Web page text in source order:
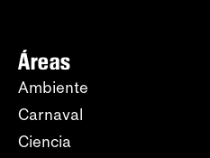
Áreas
Ambiente
Carnaval
Ciencia